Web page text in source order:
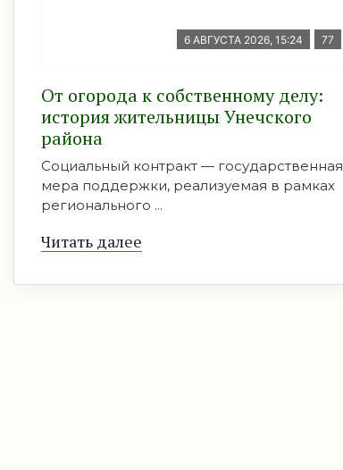
6 АВГУСТА 2026, 15:24 77
От огорода к собственному делу:
история жительницы Унечского
района
Социальный контракт — государственная
мера поддержки, реализуемая в рамках
регионального ...
Читать далее